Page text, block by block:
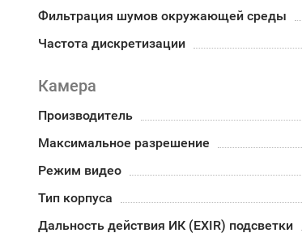
Фильтрация шумов окружающей среды
Частота дискретизации
Камера
Производитель
Максимальное разрешение
Режим видео
Тип корпуса
Дальность действия ИК (EXIR) подсветки